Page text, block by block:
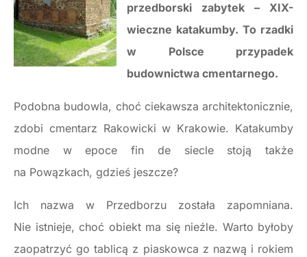
przedborski zabytek – XIX-
wieczne katakumby. To rzadki
w Polsce przypadek
budownictwa cmentarnego.
Podobna budowla, choć ciekawsza architektonicznie,
zdobi cmentarz Rakowicki w Krakowie. Katakumby
modne w epoce fin de siecle stoją także
na Powązkach, gdzieś jeszcze?
Ich nazwa w Przedborzu została zapomniana.
Nie istnieje, choć obiekt ma się nieźle. Warto byłoby
zaopatrzyć go tablicą z piaskowca z nazwą i rokiem